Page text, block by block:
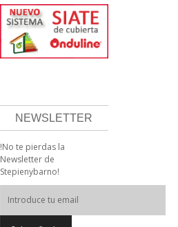
NEWSLETTER
!No te pierdas la
Newsletter de
Stepienybarno!